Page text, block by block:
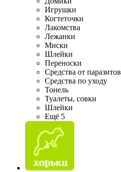
Игрушки
Когтеточки
Лакомства
Лежанки
Миски
Шлейки
Переноски
Средства от паразитов
Средства по уходу
Тонель
Туалеты, совки
Шлейки
Ещё 5